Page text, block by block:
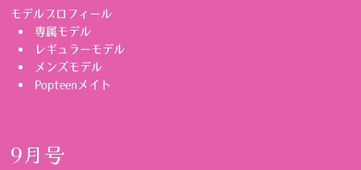
モデルプロフィール
専属モデル
レギュラーモデル
メンズモデル
Popteenメイト
9月号